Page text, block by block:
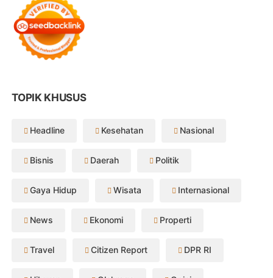
TOPIK KHUSUS
Headline Kesehatan Nasional
Bisnis Daerah Politik
Gaya Hidup Wisata Internasional
News Ekonomi Properti
Travel Citizen Report DPR RI